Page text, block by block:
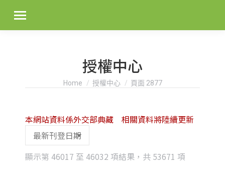
授權中心
You are here:
Home 授權中心 頁面 2877
顯示第 46017 至 46032 項結果，共 53671 項
本網站資料係外交部典藏 相關資料將陸續更新